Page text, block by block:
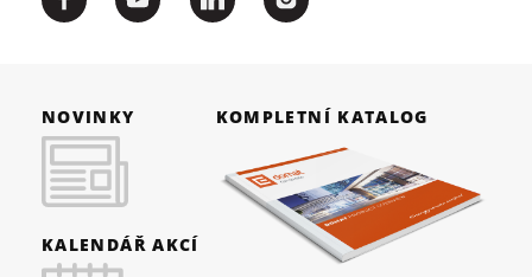
NOVINKY
KALENDÁŘ AKCÍ
KOMPLETNÍ KATALOG